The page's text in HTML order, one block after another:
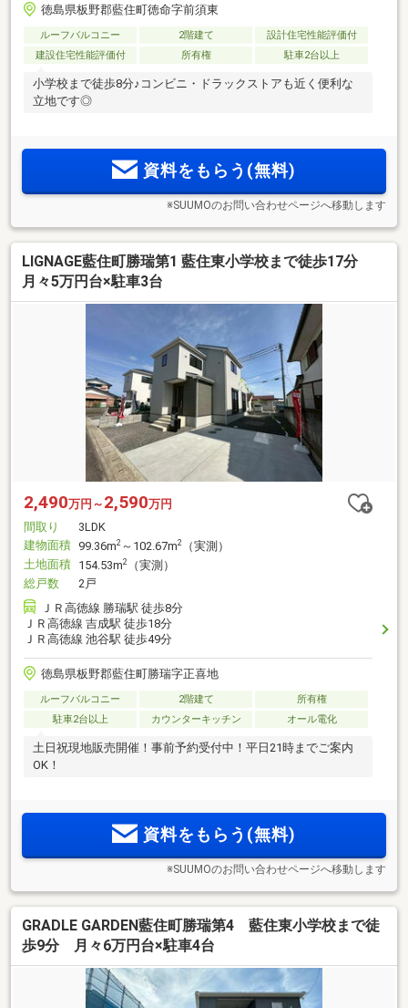
徳島県板野郡藍住町徳命字前須東
ルーフバルコニー 2階建て
設計住宅性能評価付
建設住宅性能評価付
所有権 駐車2台以上
小学校まで徒歩8分♪コンビニ・ドラックストアも近く便利な
立地です◎
資料をもらう(無料)
※SUUMOのお問い合わせページへ移動します
LIGNAGE藍住町勝瑞第1 藍住東小学校まで徒歩17分
月々5万円台×駐車3台
2,490万円～ 2,590万円
間取り
3LDK
建物面積 99.36m2 ～102.67m2
（実測）
土地面積 154.53m2
（実測）
総戸数
2戸
ＪＲ高徳線 勝瑞駅 徒歩8分
ＪＲ高徳線 吉成駅 徒歩18分
ＪＲ高徳線 池谷駅 徒歩49分
徳島県板野郡藍住町勝瑞字正喜地
ルーフバルコニー 2階建て
所有権
駐車2台以上
カウンターキッチン オール電化
土日祝現地販売開催！事前予約受付中！平日21時までご案内
OK！
資料をもらう(無料)
※SUUMOのお問い合わせページへ移動します
GRADLE GARDEN藍住町勝瑞第4 藍住東小学校まで徒
歩9分 月々6万円台×駐車4台